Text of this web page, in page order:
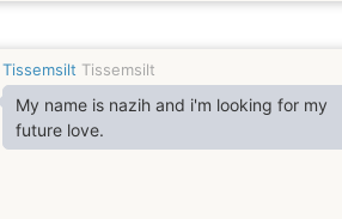
Tissemsilt Tissemsilt
My name is nazih and i'm looking for my
future love.